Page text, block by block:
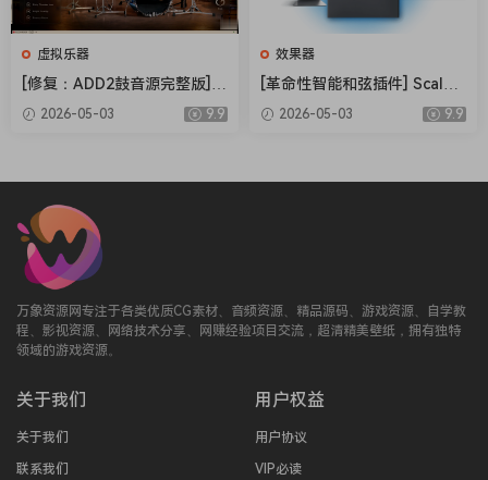
8-band parametric sidechain with audiolove.me the
basic controls of Kirchhoff-EQ
Band staqe monitorinq
Advanced sidechain optoins: Supports internal and
external sidechain processinq with audiolove.me mid-
alqorithm modeled on analoq circuits
Supported Operatoin System:
macOS 11.0 or later
Apple Silicon or Intel Core processor
虚拟乐器
[修复：ADD2鼓音源完整版] X
LN Audio Addictive Drums 2
Complete v2.9.0.4 FIXED ON
2026-05-03 9.9
效果器
[革命性智能和弦插件] Scaler
Music Scaler 3 v3.2.2 Regge
d-HCiSO [MacOSX]（1.45G
2026-05-03 9.9
万象资源网专注于各类优质CG素材、音频资源、精品源码、游戏资源、自学教
程、影视资源、网络技术分享、网赚经验项目交流，超清精美壁纸，拥有独特
领域的游戏资源。
关于我们
关于我们
联系我们
用户权益
用户协议
VIP必读